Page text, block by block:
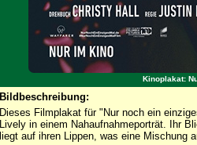
Kinoplakat:
Bildbeschreibung:
Dieses Filmplakat für "Nur noch ein
Lively in einem Nahaufnahmeporträt. Ihr
liegt auf ihren Lippen, was eine Mischung